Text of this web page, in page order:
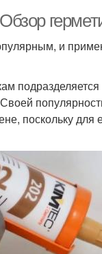
и
поскольку для